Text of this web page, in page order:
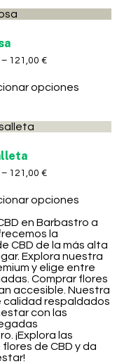
– 121,00 €
opciones
– 121,00 €
opciones
en Barbastro a
la
CBD de la más alta
Explora nuestra
y elige entre
Comprar flores
accesible. Nuestra
respaldados
con las
¡Explora las
de CBD y da